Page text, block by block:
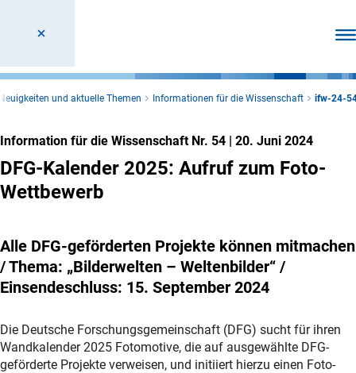
und aktuelle Themen Informationen für die Wissenschaft ifw-24-
Information für die Wissenschaft Nr. 54 | 20. Juni 2024
DFG-Kalender 2025: Aufruf zum Foto-
Wettbewerb
Alle DFG-geförderten Projekte können mitmachen
/ Thema: „Bilderwelten – Weltenbilder“ /
Einsendeschluss: 15. September 2024
Die Deutsche Forschungsgemeinschaft (DFG) sucht für ihren
Wandkalender 2025 Fotomotive, die auf ausgewählte DFG-
geförderte Projekte verweisen, und initiiert hierzu einen Foto-